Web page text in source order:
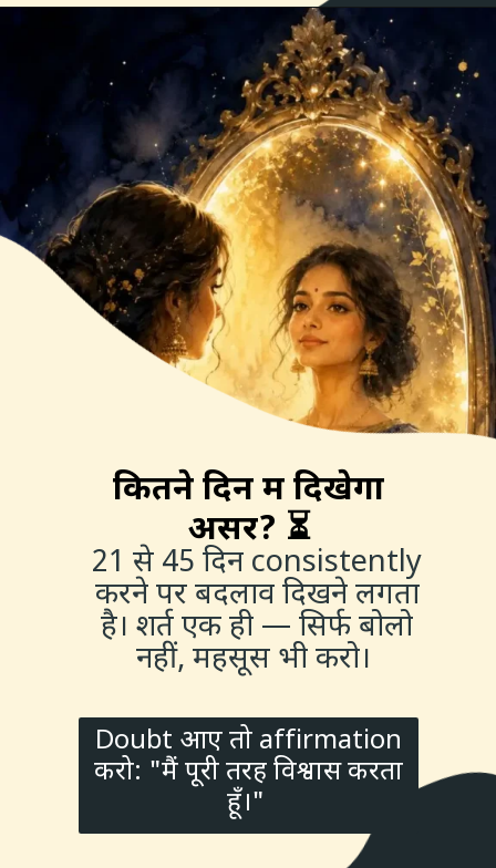
21 से 45 दिन consistently
करने पर बदलाव दिखने लगता
है। शर्त एक ही — सिर्फ बोलो
नहीं, महसूस भी करो।
कितने दिन में दिखेगा
असर? ⏳
Doubt आए तो affirmation
करो: "मैं पूरी तरह विश्वास करता
हूँ।"